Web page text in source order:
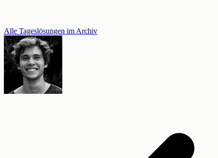
Alle Tageslösungen im Archiv